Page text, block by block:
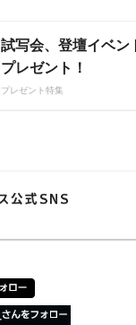
試写会、登壇イベ
プレゼント！
プレゼント特集